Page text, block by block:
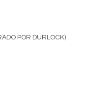
POR DURLOCK)